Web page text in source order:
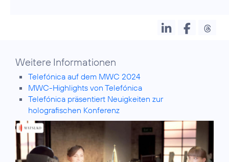
Weitere Informationen
Telefónica auf dem MWC 2024
MWC-Highlights von Telefónica
Telefónica präsentiert Neuigkeiten zur
holografischen Konferenz